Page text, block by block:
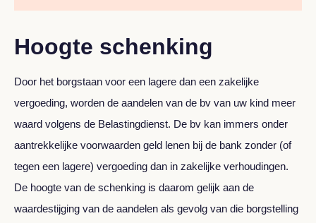
Hoogte schenking
Door het borgstaan voor een lagere dan een zakelijke
vergoeding, worden de aandelen van de bv van uw kind meer
waard volgens de Belastingdienst. De bv kan immers onder
aantrekkelijke voorwaarden geld lenen bij de bank zonder (of
tegen een lagere) vergoeding dan in zakelijke verhoudingen.
De hoogte van de schenking is daarom gelijk aan de
waardestijging van de aandelen als gevolg van die borgstelling